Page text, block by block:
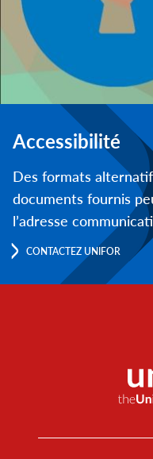
Accessibilité
Des formats
documents fournis
l’adresse
CONTACTEZ UNIFOR